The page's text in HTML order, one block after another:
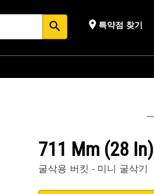
search place 특약점 찾기
711 Mm (28 In)
굴삭용 버킷 - 미니 굴삭기